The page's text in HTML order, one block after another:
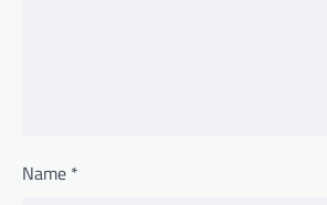
Name *